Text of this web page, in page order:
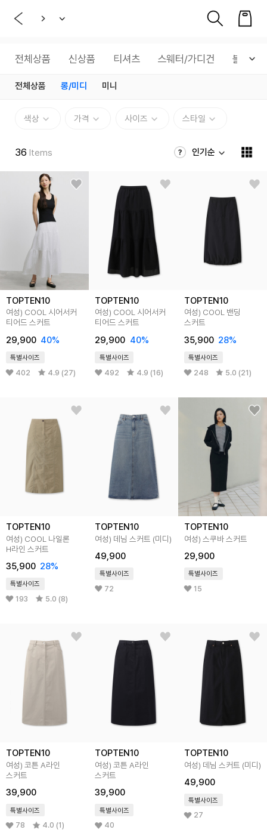
전체상품 신상품 티셔츠 스웨터/가디건 블라우
전체상품 롱/미디 미니
색상 가격 사이즈 스타일
36 Items 인기순
TOPTEN10
여성) COOL 시어서커
티어드 스커트
29,900 40%
특별사이즈
402 4.9 (27)
TOPTEN10
여성) COOL 시어서커
티어드 스커트
29,900 40%
특별사이즈
492 4.9 (16)
TOPTEN10
여성) COOL 밴딩
스커트
35,900 28%
특별사이즈
248 5.0 (21)
TOPTEN10
여성) COOL 나일론
H라인 스커트
35,900 28%
특별사이즈
193 5.0 (8)
TOPTEN10
여성) 데님 스커트 (미디)
49,900
특별사이즈
72
TOPTEN10
여성) 스쿠바 스커트
29,900
특별사이즈
15
TOPTEN10
여성) 코튼 A라인
스커트
39,900
특별사이즈
78 4.0 (1)
TOPTEN10
여성) 코튼 A라인
스커트
39,900
특별사이즈
40
TOPTEN10
여성) 데님 스커트 (미디)
49,900
특별사이즈
27